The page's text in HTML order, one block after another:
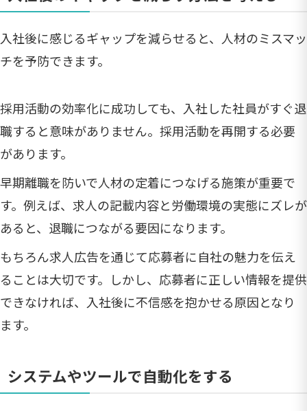
入社後に感じるギャップを減らせると、人材のミスマッ
チを予防できます。
採用活動の効率化に成功しても、入社した社員がすぐ退
職すると意味がありません。採用活動を再開する必要
があります。
早期離職を防いで人材の定着につなげる施策が重要で
す。例えば、求人の記載内容と労働環境の実態にズレが
あると、退職につながる要因になります。
もちろん求人広告を通じて応募者に自社の魅力を伝え
ることは大切です。しかし、応募者に正しい情報を提供
できなければ、入社後に不信感を抱かせる原因となり
ます。
システムやツールで自動化をする